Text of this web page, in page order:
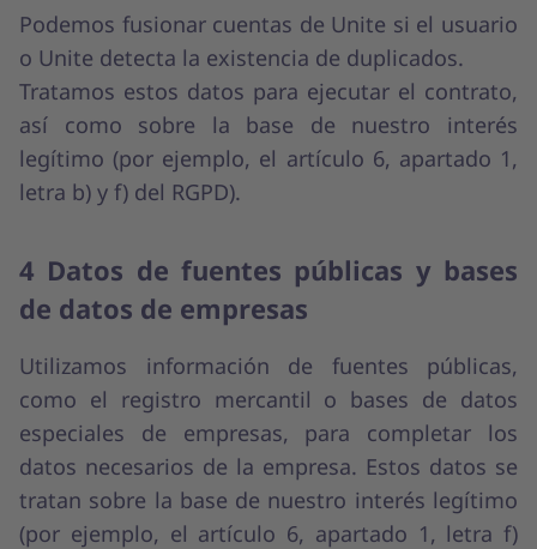
Podemos fusionar cuentas de Unite si el usuario
o Unite detecta la existencia de duplicados.
Tratamos estos datos para ejecutar el contrato,
así como sobre la base de nuestro interés
legítimo (por ejemplo, el artículo 6, apartado 1,
letra b) y f) del RGPD).
4 Datos de fuentes públicas y bases
de datos de empresas
Utilizamos información de fuentes públicas,
como el registro mercantil o bases de datos
especiales de empresas, para completar los
datos necesarios de la empresa. Estos datos se
tratan sobre la base de nuestro interés legítimo
(por ejemplo, el artículo 6, apartado 1, letra f)